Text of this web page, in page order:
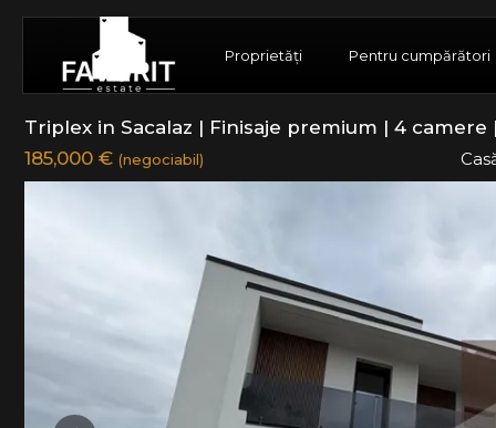
Proprietăți Pentru cumpărători
Triplex in Sacalaz | Finisaje premium | 4 camere
185,000 € (negociabil)